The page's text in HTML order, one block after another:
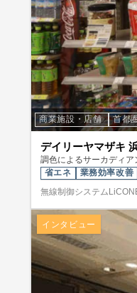
商業施設・店舗 首都
デイリーヤマザキ
調色によるサーカディ
省エネ
業務効率改善
無線制御システム
インタビュー